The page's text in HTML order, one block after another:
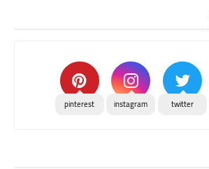
twitter
instagram
pinterest